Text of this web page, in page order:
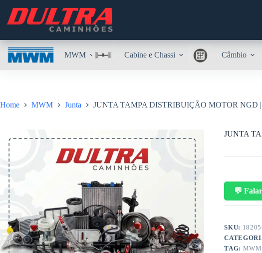
para
MWM Cabine e Chassi Câmbio
Home MWM Junta JUNTA TAMPA DISTRIBUIÇÃO MOTOR NGD |
JUNTA
💬
SKU:
TAG: MWM